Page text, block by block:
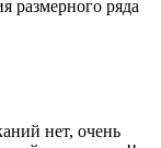
размерного ряда
нет, очень